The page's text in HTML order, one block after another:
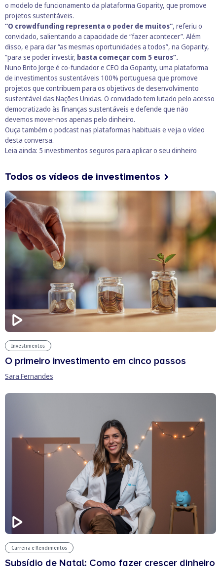
o modelo de funcionamento da plataforma Goparity, que promove
projetos sustentáveis.
“O crowdfunding representa o poder de muitos”, referiu o
convidado, salientando a capacidade de “fazer acontecer”. Além
disso, e para dar “as mesmas oportunidades a todos”, na Goparity,
“para se poder investir, basta começar com 5 euros”.
Nuno Brito Jorge é co-fundador e CEO da Goparity, uma plataforma
de investimentos sustentáveis 100% portuguesa que promove
projetos que contribuem para os objetivos de desenvolvimento
sustentável das Nações Unidas. O convidado tem lutado pelo acesso
democratizado às finanças sustentáveis e defende que não
devemos mover-nos apenas pelo dinheiro.
Ouça também o podcast nas plataformas habituais e veja o vídeo
desta conversa.
Leia ainda: 5 investimentos seguros para aplicar o seu dinheiro
Todos os vídeos de investimentos
Investimentos
O primeiro investimento em cinco passos
Sara Fernandes
Carreira e Rendimentos
Subsídio de Natal: Como fazer crescer dinheiro